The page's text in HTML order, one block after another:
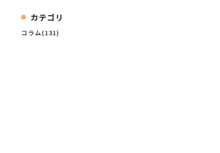
カテゴリ
コラム(131)